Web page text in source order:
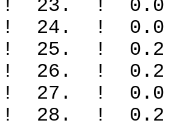
! 23. !
! 24. !
! 25. !
! 26. !
! 27. !
! 28. !